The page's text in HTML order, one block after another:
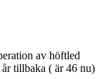
av höftled
tillbaka ( är 46 nu)